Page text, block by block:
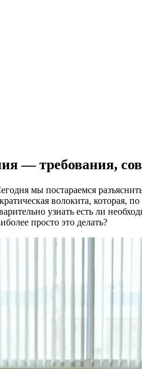
— требования,
мы постараемся
волокита, которая,
узнать есть ли
просто это делать?